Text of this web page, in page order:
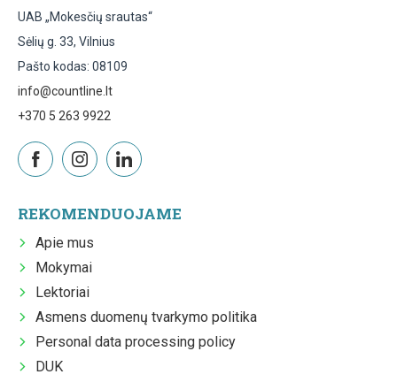
UAB „Mokesčių srautas“
Sėlių g. 33, Vilnius
Pašto kodas: 08109
info@countline.lt
+370 5 263 9922
REKOMENDUOJAME
Apie mus
Mokymai
Lektoriai
Asmens duomenų tvarkymo politika
Personal data processing policy
DUK